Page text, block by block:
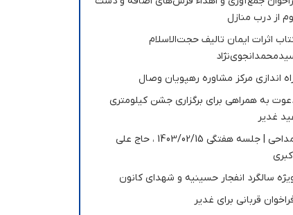
از درب منازل
اثرات ایمان تالیف حجت‌الاسلام
اندازی مرکز مشاوره رهپویان وصال
به همراهی برای برگزاری جشن کیلومتری
غدیر
مداحی | جلسه هفتگی 1403/02/15 ، حاج علی
سالگرد انفجار حسینیه و شهدای کانون
قربانی برای غدیر